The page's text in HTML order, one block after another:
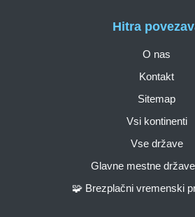
Hitra
O nas
Kontakt
Sitemap
Vsi kontinenti
Vse države
Glavne mestne
🧩 Brezplačni vremenski